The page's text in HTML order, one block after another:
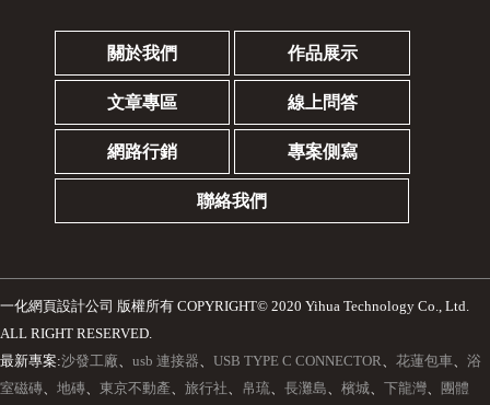
關於我們 作品展示
文章專區 線上問答
網路行銷 專案側寫
聯絡我們
一化網頁設計公司 版權所有 COPYRIGHT© 2020 Yihua Technology Co., Ltd.
ALL RIGHT RESERVED.
最新專案:沙發工廠 usb 連接器 USB TYPE C CONNECTOR 花蓮包車
浴
室磁磚
地磚 東京不動產 旅行社 帛琉 長灘島 檳城 下龍灣 團體